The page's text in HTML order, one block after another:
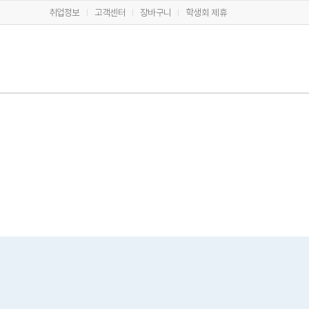
취업정보 고객센터 장바구니 학생회 제휴